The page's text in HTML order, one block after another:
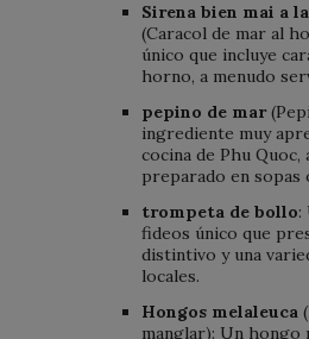
Sirena bien mai a
(Caracol de mar al
único que incluye
horno, a menudo
pepino de mar
ingrediente muy
cocina de Phu Quoc,
preparado en sopas
trompeta de bollo:
fideos único que
distintivo y una
locales.
Hongos melaleuca
manglar): Un hongo